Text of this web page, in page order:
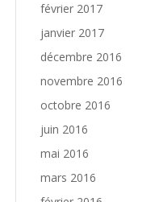
février 2017
janvier 2017
décembre 2016
novembre 2016
octobre 2016
juin 2016
mai 2016
mars 2016